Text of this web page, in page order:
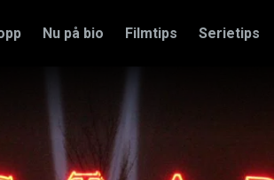
Nu på bio Filmtips Serietips